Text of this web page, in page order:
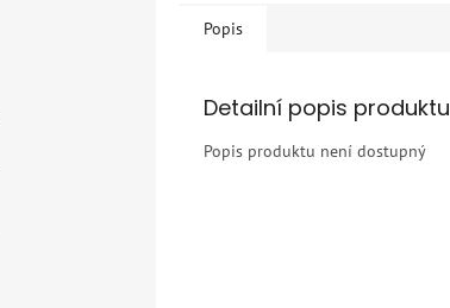
Popis
Detailní popis produktu
Popis produktu není dostupný